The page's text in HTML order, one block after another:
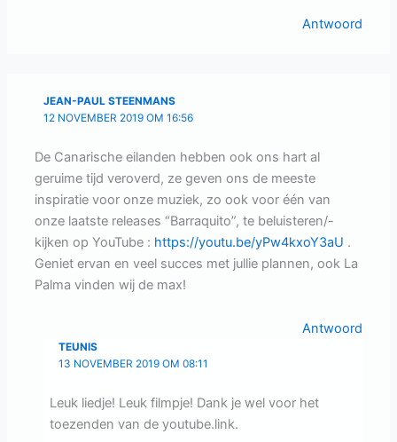
Antwoord
JEAN-PAUL STEENMANS
12 NOVEMBER 2019 OM 16:56
De Canarische eilanden hebben ook ons hart al
geruime tijd veroverd, ze geven ons de meeste
inspiratie voor onze muziek, zo ook voor één van
onze laatste releases “Barraquito”, te beluisteren/-
kijken op YouTube : https://youtu.be/yPw4kxoY3aU .
Geniet ervan en veel succes met jullie plannen, ook La
Palma vinden wij de max!
Antwoord
TEUNIS
13 NOVEMBER 2019 OM 08:11
Leuk liedje! Leuk filmpje! Dank je wel voor het
toezenden van de youtube.link.